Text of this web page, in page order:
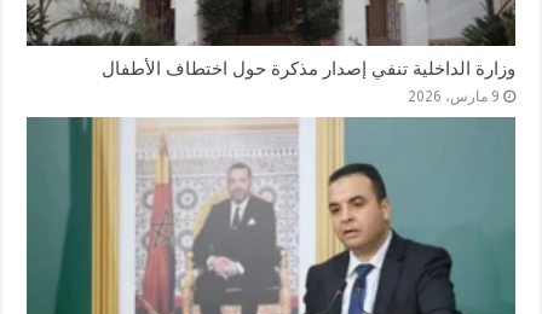
وزارة الداخلية تنفي إصدار مذكرة حول اختطاف الأطفال
9 مارس، 2026